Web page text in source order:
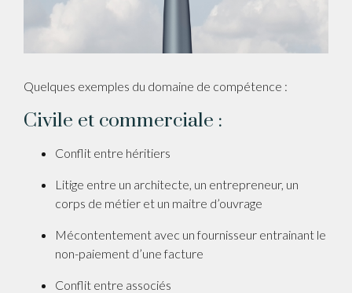
Quelques exemples du domaine de compétence :
Civile et commerciale :
Conflit entre héritiers
Litige entre un architecte, un entrepreneur, un
corps de métier et un maitre d’ouvrage
Mécontentement avec un fournisseur entrainant le
non-paiement d’une facture
Conflit entre associés